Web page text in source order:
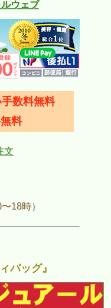
ウェブ
数料無料
料
文
18時）
バッグ』